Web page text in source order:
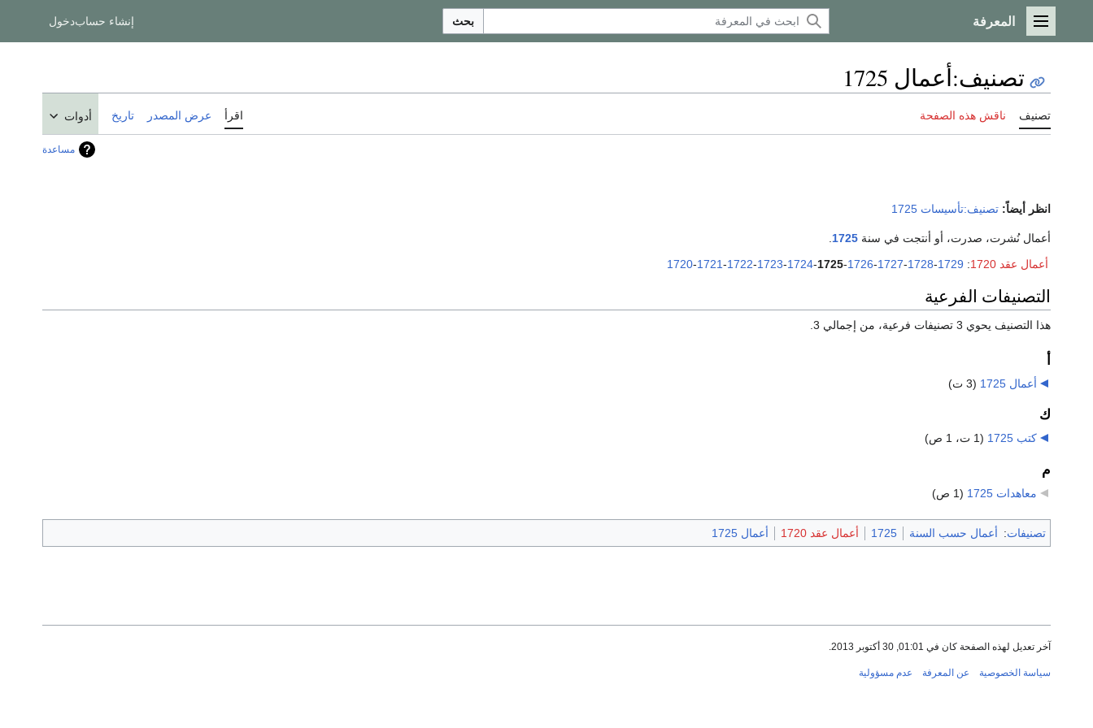
القائمة الرئيسية
المعرفة بحث إنشاء حسابدخول
تصنيف:أعمال 1725
تصنيف ناقش هذه الصفحة اقرأ عرض المصدر تاريخ أدوات
مساعدة
انظر أيضاً: تصنيف:تأسيسات 1725
أعمال نُشرت، صدرت، أو أنتجت في سنة 1725
أعمال عقد 1720
:
1720-1721-1722-1723-1724-1725-1726-1727-1728-1729
التصنيفات الفرعية
هذا التصنيف يحوي 3 تصنيفات فرعية، من إجمالي 3.
أعمال 1725 (3 ت)
ك
كتب 1725 (1 ت، 1 ص)
م
معاهدات 1725 (1 ص)
تصنيفات: أعمال حسب السنة 1725 أعمال عقد 1720 أعمال 1725
آخر تعديل لهذه الصفحة كان في 01:01, 30 أكتوبر 2013.
سياسة الخصوصية عن المعرفة عدم مسؤولية